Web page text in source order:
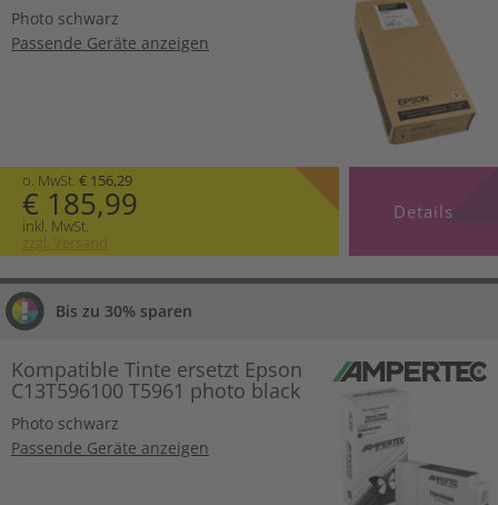
Photo schwarz
Passende Geräte anzeigen
o. MwSt. € 156,29
€ 185,99
inkl. MwSt.
zzgl. Versand
Details
Bis zu 30% sparen
Kompatible Tinte ersetzt Epson
C13T596100 T5961 photo black
Photo schwarz
Passende Geräte anzeigen